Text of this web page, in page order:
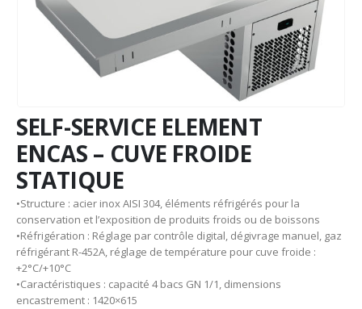
SELF-SERVICE ELEMENT
ENCAS – CUVE FROIDE
STATIQUE
•Structure : acier inox AISI 304, éléments réfrigérés pour la
conservation et l’exposition de produits froids ou de boissons
•Réfrigération : Réglage par contrôle digital, dégivrage manuel, gaz
réfrigérant R-452A, réglage de température pour cuve froide :
+2°C/+10°C
•Caractéristiques : capacité 4 bacs GN 1/1, dimensions
encastrement : 1420×615